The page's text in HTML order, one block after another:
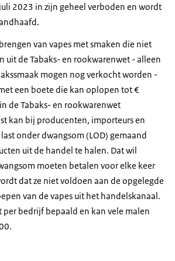
2023 in zijn geheel verboden en wordt
van vapes met smaken die niet
uit de Tabaks- en rookwarenwet - alleen
mogen nog verkocht worden -
een boete die kan oplopen tot €
de Tabaks- en rookwarenwet
kan bij producenten, importeurs en
onder dwangsom (LOD) gemaand
uit de handel te halen. Dat wil
moeten betalen voor elke keer
dat ze niet voldoen aan de opgelegde
van de vapes uit het handelskanaal.
per bedrijf bepaald en kan vele malen